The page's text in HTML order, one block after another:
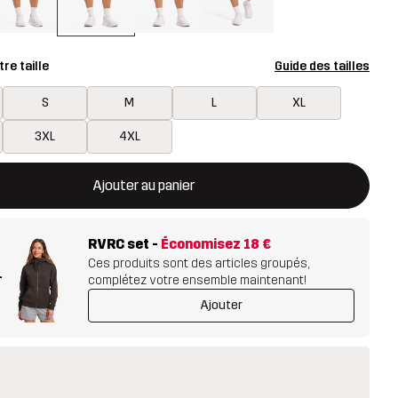
taille Guide des tailles
S M L XL
3XL 4XL
Ajouter au panier
une fenêtre modale confirmant un nouvel article dans le
RVRC set - Économisez 18 €
Ces produits sont des articles groupés,
complétez votre ensemble maintenant!
Ajouter